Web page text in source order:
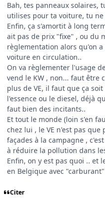
Bah, tes panneaux solaires,
utilises pour ta voiture, tu
Enfin, ça s'amortit à long
ait pas de prix "fixe" , ou du
règlementation alors qu'on
voiture en circulation..
On va règlementer l'usage
vend le KW , non... faut être
plus de VE, il faut que ça
l'essence ou le diesel, déjà
faut bien des incitants..
Et tout le monde (loin s'en
chez lui , le VE n'est pas
façades à la campagne ,
à réduire la pollution dans
Enfin, on y est pas quoi .. et
en Belgique avec
Citer